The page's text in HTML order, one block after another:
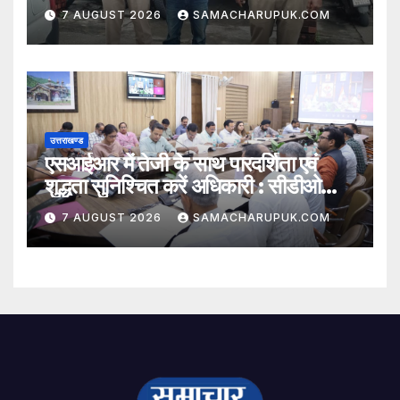
7 AUGUST 2026 SAMACHARUPUK.COM
उत्तराखण्ड
एसआईआर में तेजी के साथ पारदर्शिता एवं
शुद्धता सुनिश्चित करें अधिकारी : सीडीओ
अभिनव शाह
7 AUGUST 2026 SAMACHARUPUK.COM